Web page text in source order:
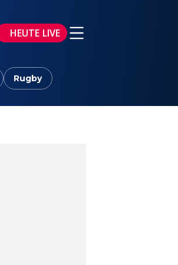
HEUTE LIVE
Rugby